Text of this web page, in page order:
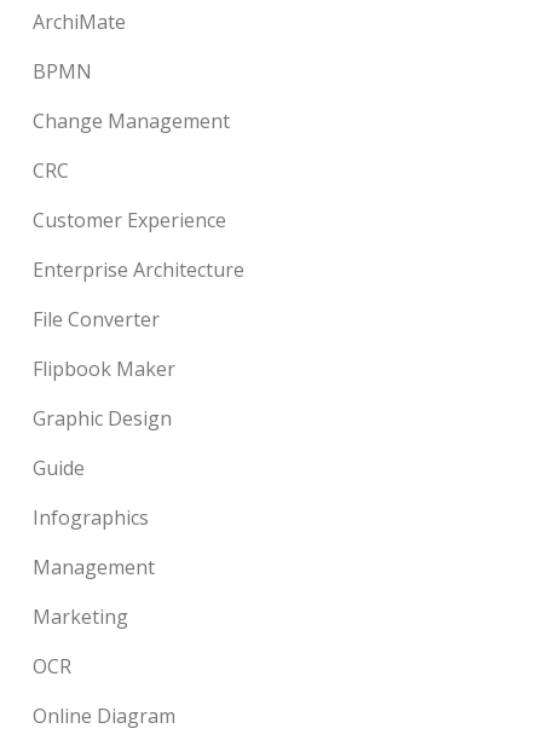
ArchiMate
BPMN
Change Management
CRC
Customer Experience
Enterprise Architecture
File Converter
Flipbook Maker
Graphic Design
Guide
Infographics
Management
Marketing
OCR
Online Diagram